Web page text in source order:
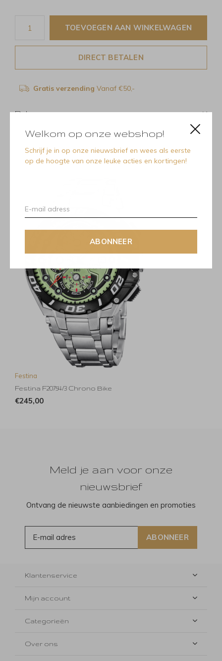
Welkom op onze webshop!
Schrijf je in op onze nieuwsbrief en wees als eerste
op de hoogte van onze leuke acties en kortingen!
ABONNEER
TOEVOEGEN AAN WINKELWAGEN
DIRECT BETALEN
Gratis verzending Vanaf €50,-
Delen
Recente artikelen
Festina
Festina F20754/3 Chrono Bike
€245,00
Meld je aan voor onze
nieuwsbrief
Ontvang de nieuwste aanbiedingen en promoties
ABONNEER
Klantenservice
Mijn account
Categorieën
Over ons